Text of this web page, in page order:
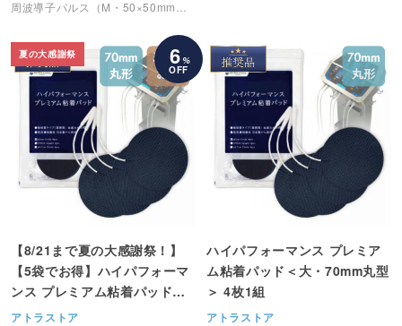
周波導子パルス（M・50×50mm）
【8/21まで夏の大感謝祭！】
【5袋でお得】ハイパフォーマ
ンス プレミアム粘着パッド＜
大・70mm丸型＞ 4枚1組
アトラストア
夏の大感謝祭 6 %
OFF
ハイパフォーマンス プレミア
ム粘着パッド＜大・70mm丸型
＞ 4枚1組
アトラストア